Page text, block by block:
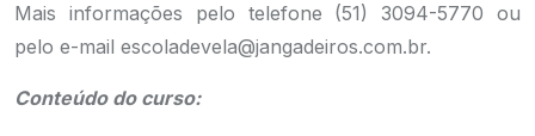
Mais informações pelo telefone (51) 3094-5770 ou
pelo e-mail escoladevela@jangadeiros.com.br.
Conteúdo do curso: